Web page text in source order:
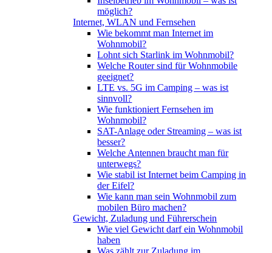
möglich?
Internet, WLAN und Fernsehen
Wie bekommt man Internet im
Wohnmobil?
Lohnt sich Starlink im Wohnmobil?
Welche Router sind für Wohnmobile
geeignet?
LTE vs. 5G im Camping – was ist
sinnvoll?
Wie funktioniert Fernsehen im
Wohnmobil?
SAT-Anlage oder Streaming – was ist
besser?
Welche Antennen braucht man für
unterwegs?
Wie stabil ist Internet beim Camping in
der Eifel?
Wie kann man sein Wohnmobil zum
mobilen Büro machen?
Gewicht, Zuladung und Führerschein
Wie viel Gewicht darf ein Wohnmobil
haben
Was zählt zur Zuladung im